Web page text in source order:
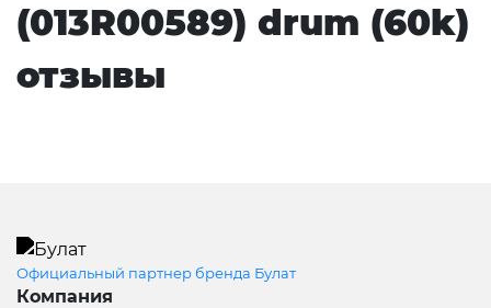
(013R00589) drum (60k)
отзывы
Официальный партнер бренда Булат
Компания